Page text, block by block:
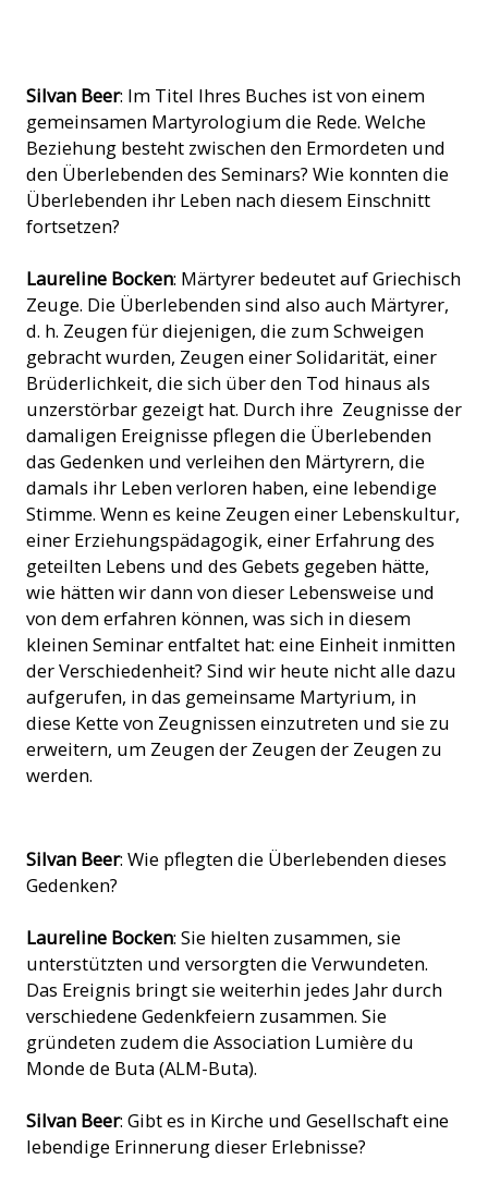
Silvan Beer: Im Titel Ihres Buches ist von einem
gemeinsamen Martyrologium die Rede. Welche
Beziehung besteht zwischen den Ermordeten und
den Überlebenden des Seminars? Wie konnten die
Überlebenden ihr Leben nach diesem Einschnitt
fortsetzen?
Laureline Bocken: Märtyrer bedeutet auf Griechisch
Zeuge. Die Überlebenden sind also auch Märtyrer,
d. h. Zeugen für diejenigen, die zum Schweigen
gebracht wurden, Zeugen einer Solidarität, einer
Brüderlichkeit, die sich über den Tod hinaus als
unzerstörbar gezeigt hat. Durch ihre Zeugnisse der
damaligen Ereignisse pflegen die Überlebenden
das Gedenken und verleihen den Märtyrern, die
damals ihr Leben verloren haben, eine lebendige
Stimme. Wenn es keine Zeugen einer Lebenskultur,
einer Erziehungspädagogik, einer Erfahrung des
geteilten Lebens und des Gebets gegeben hätte,
wie hätten wir dann von dieser Lebensweise und
von dem erfahren können, was sich in diesem
kleinen Seminar entfaltet hat: eine Einheit inmitten
der Verschiedenheit? Sind wir heute nicht alle dazu
aufgerufen, in das gemeinsame Martyrium, in
diese Kette von Zeugnissen einzutreten und sie zu
erweitern, um Zeugen der Zeugen der Zeugen zu
werden.
Silvan Beer: Wie pflegten die Überlebenden dieses
Gedenken?
Laureline Bocken: Sie hielten zusammen, sie
unterstützten und versorgten die Verwundeten.
Das Ereignis bringt sie weiterhin jedes Jahr durch
verschiedene Gedenkfeiern zusammen. Sie
gründeten zudem die Association Lumière du
Monde de Buta (ALM-Buta).
Silvan Beer: Gibt es in Kirche und Gesellschaft eine
lebendige Erinnerung dieser Erlebnisse?